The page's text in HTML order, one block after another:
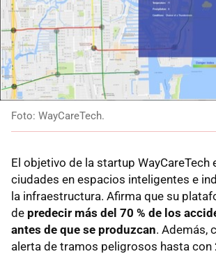
Foto: WayCareTech.
El objetivo de la startup WayCareTech
ciudades en espacios inteligentes e
la infraestructura. Afirma que su
de predecir más del 70 % de los
antes de que se produzcan. Además,
alerta de tramos peligrosos hasta con